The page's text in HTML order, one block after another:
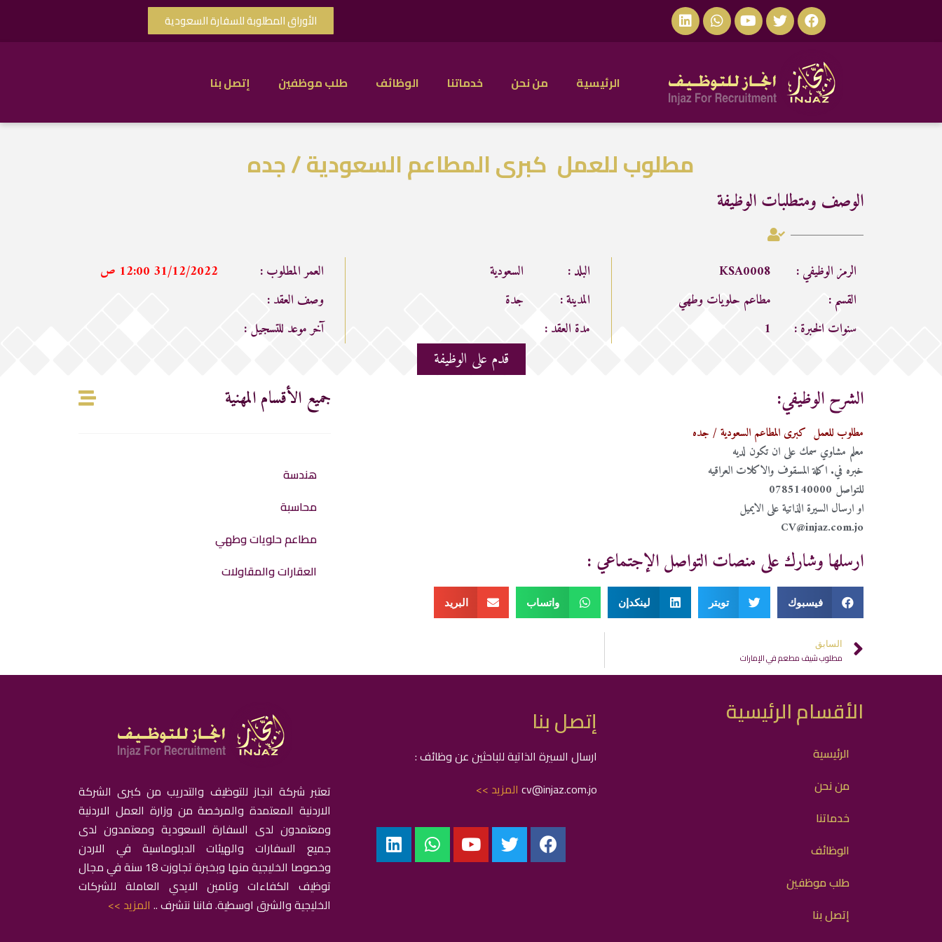
الأوراق المطلوبة للسفارة السعودية
الرئيسية من نحن خدماتنا الوظائف طلب موظفين إتصل بنا
مطلوب للعمل كبرى المطاعم السعودية / جده
الوصف ومتطلبات الوظيفة
الرمز الوظيفي :
القسم :
سنوات الخبرة :
KSA0008
مطاعم حلويات وطهي
1
البلد :
المدينة :
مدة العقد :
السعودية
جدة
قدم على الوظيفة
العمر المطلوب :
وصف العقد :
آخر موعد للتسجيل :
31/12/2022 12:00 ص
الشرح الوظيفي:
مطلوب للعمل كبرى المطاعم السعودية / جده
معلم مشاوي سمك على ان تكون لديه
خبره في. اكلة المسقوف والاكلات العراقيه
للتواصل 0785140000
او ارسال السيرة الذاتية على الايميل
CV@injaz.com.jo
ارسلها وشارك على منصات التواصل الإجتماعي :
فيسبوك تويتر لينكدإن واتساب البريد
السابق
مطلوب شيف مطعم في الإمارات
جميع الأقسام المهنية
هندسة
محاسبة
مطاعم حلويات وطهي
العقارات والمقاولات
الأقسام الرئيسية
الرئيسية
من نحن
خدماتنا
الوظائف
طلب موظفين
إتصل بنا
إتصل بنا
ارسال السيرة الذاتية للباحثين عن وظائف :
cv@injaz.com.joالمزيد >>
تعتبر شركة انجاز للتوظيف والتدريب من كبرى الشركة
الاردنية المعتمدة والمرخصة من وزارة العمل الاردنية
ومعتمدون لدى السفارة السعودية ومعتمدون لدى
جميع السفارات والهيئات الدبلوماسية في الاردن
وخصوصا الخليجية منها وبخبرة تجاوزت 18 سنة في مجال
توظيف الكفاءات وتامين الايدي العاملة للشركات
الخليجية والشرق اوسطية. فاننا نتشرف .. المزيد >>